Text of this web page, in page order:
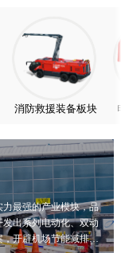
消防救援装备板块
最强的产业模块，品
出系列电动化、双动
开辟机场节能减排新